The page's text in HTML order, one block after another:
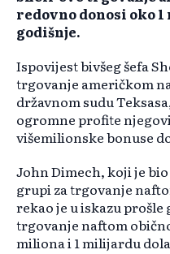
redovno donosi oko
godišnje.
Ispovijest bivšeg šefa
trgovanje američkom
državnom sudu
ogromne profite
višemilionske bonuse
John Dimech, koji je
grupi za trgovanje
rekao je u iskazu prošle
trgovanje naftom
miliona i 1 milijardu